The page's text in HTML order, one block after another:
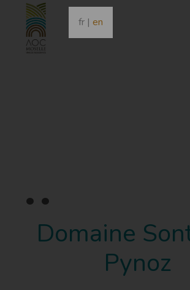
fr | en
• •
Domaine
Pynoz